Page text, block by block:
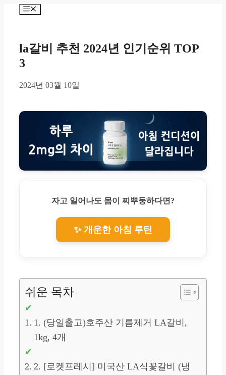
Menu
la갈비 추천 2024년 인기순위 TOP
3
2024년 03월 10일
자고 일어나도 몸이 찌뿌둥하다면?
✨ 개운한 아침 루틴
쉬운 목차
1. (당일출고)호주산 기름제거 LA갈비,
1kg, 4개
2. [로켓프레시] 미국산 LA식꽃갈비 (냉